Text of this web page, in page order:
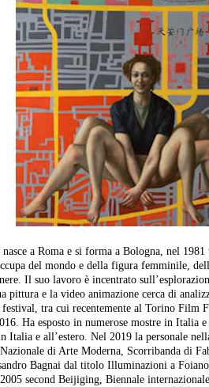
nasce a Roma e si forma a Bologna, nel
del mondo e della figura femminile,
Il suo lavoro è incentrato
pittura e la video animazione cerca di
tra cui recentemente al Torino Film
Ha esposto in numerose mostre in Italia
Italia e all’estero. Nel 2019 la personale
di Arte Moderna, Scorribanda di
Bagnai dal titolo Illuminazioni a
second Beijiging, Biennale